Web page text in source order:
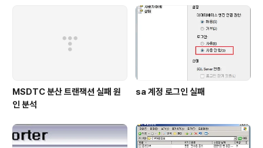
[DATABASE NAME], A.NAME FROM dbo.SysObj
MSDTC 분산 트랜잭션 실패 원
인 분석
sa 계정 로그인 실패